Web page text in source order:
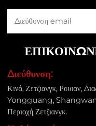
Διεύθυνση:
Κινά, Ζετζιανγκ, Ρουιαν,
Yongguang,
Περιοχή Ζετζιανγκ.